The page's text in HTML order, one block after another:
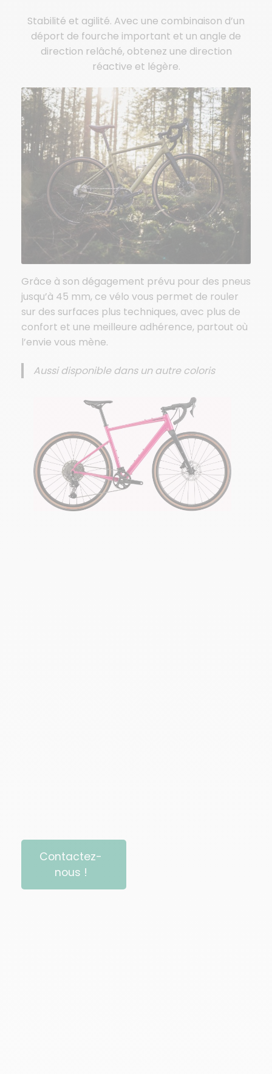
Stabilité et agilité. Avec une combinaison d’un
déport de fourche important et un angle de
direction relâché, obtenez une direction
réactive et légère.
Grâce à son dégagement prévu pour des pneus
jusqu’à 45 mm, ce vélo vous permet de rouler
sur des surfaces plus techniques, avec plus de
confort et une meilleure adhérence, partout où
l’envie vous mène.
Aussi disponible dans un autre coloris
Contactez-
nous !